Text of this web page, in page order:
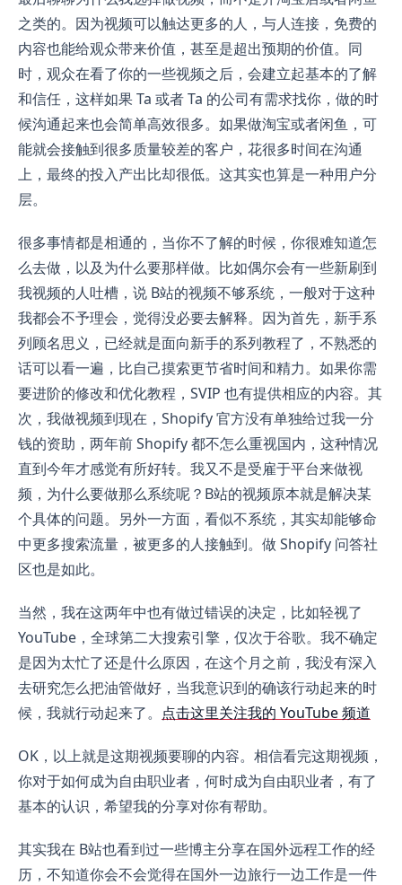
之类的。因为视频可以触达更多的人，与人连接，免费的
内容也能给观众带来价值，甚至是超出预期的价值。同
时，观众在看了你的一些视频之后，会建立起基本的了解
和信任，这样如果 Ta 或者 Ta 的公司有需求找你，做的时
候沟通起来也会简单高效很多。如果做淘宝或者闲鱼，可
能就会接触到很多质量较差的客户，花很多时间在沟通
上，最终的投入产出比却很低。这其实也算是一种用户分
层。
很多事情都是相通的，当你不了解的时候，你很难知道怎
么去做，以及为什么要那样做。比如偶尔会有一些新刷到
我视频的人吐槽，说 B站的视频不够系统，一般对于这种
我都会不予理会，觉得没必要去解释。因为首先，新手系
列顾名思义，已经就是面向新手的系列教程了，不熟悉的
话可以看一遍，比自己摸索更节省时间和精力。如果你需
要进阶的修改和优化教程，SVIP 也有提供相应的内容。其
次，我做视频到现在，Shopify 官方没有单独给过我一分
钱的资助，两年前 Shopify 都不怎么重视国内，这种情况
直到今年才感觉有所好转。我又不是受雇于平台来做视
频，为什么要做那么系统呢？B站的视频原本就是解决某
个具体的问题。另外一方面，看似不系统，其实却能够命
中更多搜索流量，被更多的人接触到。做 Shopify 问答社
区也是如此。
当然，我在这两年中也有做过错误的决定，比如轻视了
YouTube，全球第二大搜索引擎，仅次于谷歌。我不确定
是因为太忙了还是什么原因，在这个月之前，我没有深入
去研究怎么把油管做好，当我意识到的确该行动起来的时
候，我就行动起来了。 点击这里关注我的 YouTube 频道
OK，以上就是这期视频要聊的内容。相信看完这期视频，
你对于如何成为自由职业者，何时成为自由职业者，有了
基本的认识，希望我的分享对你有帮助。
其实我在 B站也看到过一些博主分享在国外远程工作的经
历，不知道你会不会觉得在国外一边旅行一边工作是一件